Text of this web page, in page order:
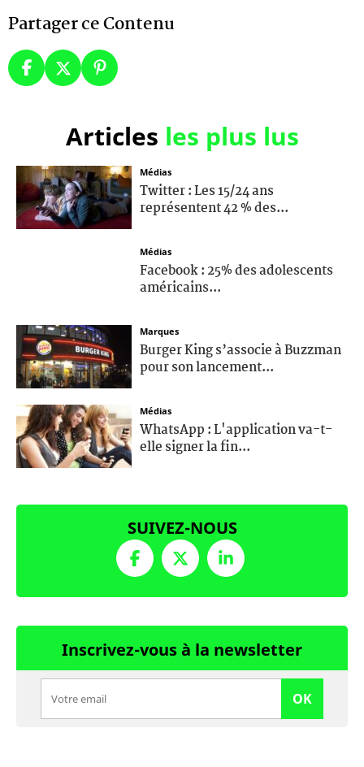
Partager ce Contenu
Articles les plus lus
Médias
Twitter : Les 15/24 ans
représentent 42 % des...
Médias
Facebook : 25% des adolescents
américains...
Marques
Burger King s’associe à Buzzman
pour son lancement...
Médias
WhatsApp : L'application va-t-
elle signer la fin...
SUIVEZ-NOUS
Inscrivez-vous à la newsletter
OK